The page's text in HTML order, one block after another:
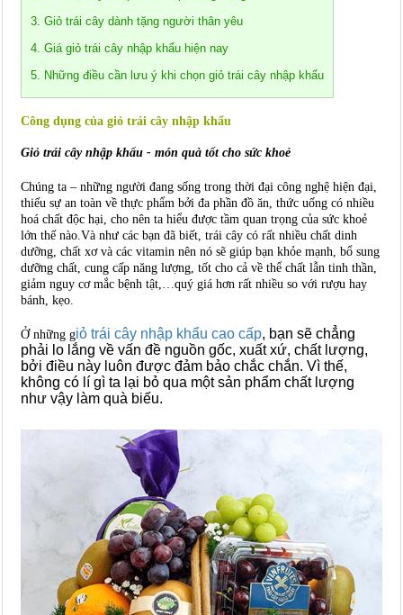
3. Giỏ trái cây dành tặng người thân yêu
4. Giá giỏ trái cây nhập khẩu hiện nay
5. Những điều cần lưu ý khi chọn giỏ trái cây nhập khẩu
Công dụng của giỏ trái cây nhập khẩu
Giỏ trái cây nhập khẩu - món quà tốt cho sức khoẻ
Chúng ta – những người đang sống trong thời đại công nghệ hiện đại,
thiếu sự an toàn về thực phẩm bởi đa phần đồ ăn, thức uống có nhiều
hoá chất độc hại, cho nên ta hiểu được tầm quan trọng của sức khoẻ
lớn thế nào.Và như các bạn đã biết, trái cây có rất nhiều chất dinh
dưỡng, chất xơ và các vitamin nên nó sẽ giúp bạn khỏe mạnh, bổ sung
dưỡng chất, cung cấp năng lượng, tốt cho cả về thể chất lẫn tinh thần,
giảm nguy cơ mắc bệnh tật,…quý giá hơn rất nhiều so với rượu hay
bánh, kẹo.
Ở những giỏ trái cây nhập khẩu cao cấp, bạn sẽ chẳng
phải lo lắng về vấn đề nguồn gốc, xuất xứ, chất lượng,
bởi điều này luôn được đảm bảo chắc chắn. Vì thế,
không có lí gì ta lại bỏ qua một sản phẩm chất lượng
như vậy làm quà biếu.